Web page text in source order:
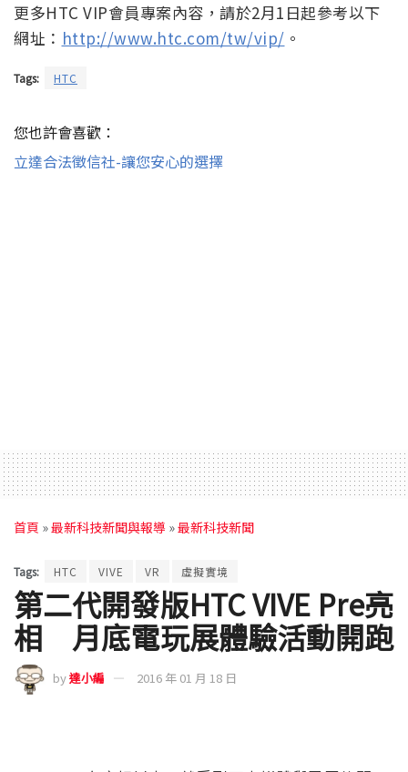
更多HTC VIP會員專案內容，請於2月1日起參考以下
網址： http://www.htc.com/tw/vip/ 。
Tags: HTC
您也許會喜歡：
立達合法徵信社-讓您安心的選擇
首頁 »最新科技新聞與報導 »最新科技新聞
Tags: HTC VIVE VR 虛擬實境
第二代開發版HTC VIVE Pre亮
相 月底電玩展體驗活動開跑
by達小編 2016 年 01 月 18 日